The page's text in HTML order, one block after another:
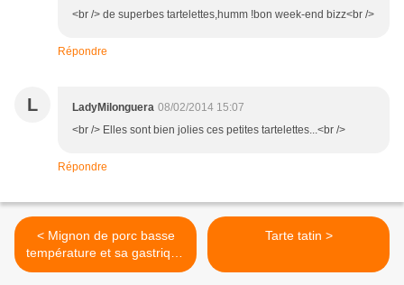
<br /> de superbes tartelettes,humm !bon week-end bizz<br />
Répondre
L LadyMilonguera 08/02/2014 15:07
<br /> Elles sont bien jolies ces petites tartelettes...<br />
Répondre
< Mignon de porc basse
température et sa gastrique
aux fruits rouges
Tarte tatin >